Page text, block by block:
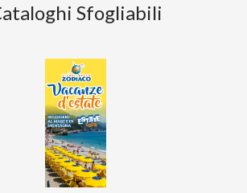
Sfogliabili